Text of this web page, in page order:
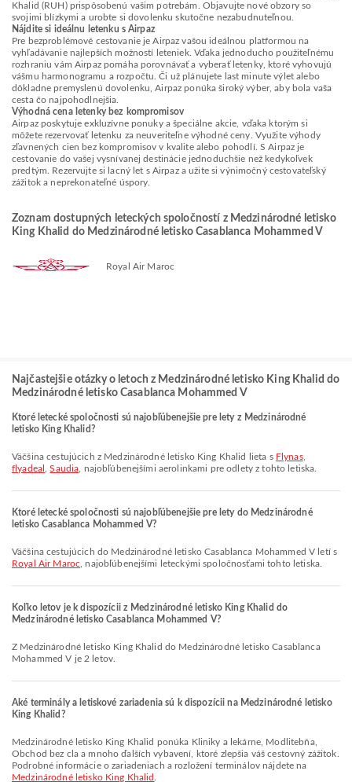
Khalid (RUH) prispôsobenú vašim potrebám. Objavujte nové obzory so
svojimi blízkymi a urobte si dovolenku skutočne nezabudnuteľnou.
Nájdite si ideálnu letenku s Airpaz
Pre bezproblémové cestovanie je Airpaz vašou ideálnou platformou na
vyhľadávanie najlepších možností leteniek. Vďaka jednoducho použiteľnému
rozhraniu vám Airpaz pomáha porovnávať a vyberať letenky, ktoré vyhovujú
vášmu harmonogramu a rozpočtu. Či už plánujete last minute výlet alebo
dôkladne premyslenú dovolenku, Airpaz ponúka široký výber, aby bola vaša
cesta čo najpohodlnejšia.
Výhodná cena letenky bez kompromisov
Airpaz poskytuje exkluzívne ponuky a špeciálne akcie, vďaka ktorým si
môžete rezervovať letenku za neuveriteľne výhodné ceny. Využite výhody
zľavnených cien bez kompromisov v kvalite alebo pohodlí. S Airpaz je
cestovanie do vašej vysnívanej destinácie jednoduchšie než kedykoľvek
predtým. Rezervujte si lacný let s Airpaz a užite si výnimočný cestovateľský
zážitok a neprekonateľné úspory.
Zoznam dostupných leteckých spoločností z Medzinárodné letisko
King Khalid do Medzinárodné letisko Casablanca Mohammed V
Royal Air Maroc
Najčastejšie otázky o letoch z Medzinárodné letisko King Khalid do
Medzinárodné letisko Casablanca Mohammed V
Ktoré letecké spoločnosti sú najobľúbenejšie pre lety z Medzinárodné
letisko King Khalid?
Väčšina cestujúcich z Medzinárodné letisko King Khalid lieta s Flynas,
flyadeal
,Saudia , najobľúbenejšími aerolinkami pre odlety z tohto letiska.
Ktoré letecké spoločnosti sú najobľúbenejšie pre lety do Medzinárodné
letisko Casablanca Mohammed V?
Väčšina cestujúcich do Medzinárodné letisko Casablanca Mohammed V letí s
Royal Air Maroc , najobľúbenejšími leteckými spoločnosťami tohto letiska.
Koľko letov je k dispozícii z Medzinárodné letisko King Khalid do
Medzinárodné letisko Casablanca Mohammed V?
Z Medzinárodné letisko King Khalid do Medzinárodné letisko Casablanca
Mohammed V je 2 letov.
Aké terminály a letiskové zariadenia sú k dispozícii na Medzinárodné letisko
King Khalid?
Medzinárodné letisko King Khalid ponúka Kliniky a lekárne, Modlitebňa,
Obchod bez cla a mnoho ďalších vybavení, ktoré zlepšia váš cestovný zážitok.
Podrobné informácie o zariadeniach a rozložení terminálov nájdete na
Medzinárodné letisko King Khalid